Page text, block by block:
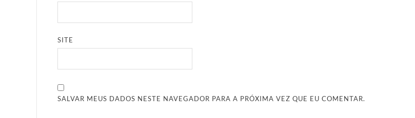
SITE
SALVAR MEUS DADOS NESTE NAVEGADOR PARA A PRÓXIMA VEZ QUE EU COMENTAR.